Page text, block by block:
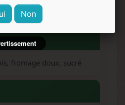
fromage doux, sucré
Non